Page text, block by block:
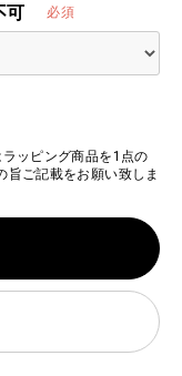
可 必須
ッピング商品を1点の
旨ご記載をお願い致しま